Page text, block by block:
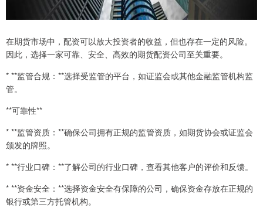
在期货市场中，配资可以放大投资者的收益，但也存在一定的风险。
因此，选择一家可靠、安全、高效的期货配资公司至关重要。
* **监管合规：**选择受监管的平台，如证监会或其他金融监管机构监
管。
**可靠性**
* **监管资质：**确保公司拥有正规的监管资质，如期货协会或证监会
颁发的牌照。
* **行业口碑：**了解公司的行业口碑，查看其他客户的评价和反馈。
* **资金安全：**选择资金安全有保障的公司，确保资金存放在正规的
银行或第三方托管机构。